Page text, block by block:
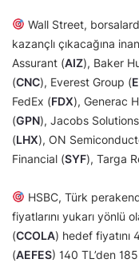
Wall Street,
kazançlı çıkacağına
Assurant (AIZ), Baker
(CNC), Everest Group (
FedEx (FDX), Generac
(GPN), Jacobs
(LHX), ON
Financial (SYF), Targa
HSBC, Türk
fiyatlarını yukarı yönlü
(CCOLA) hedef fiyatını
(AEFES) 140 TL’den